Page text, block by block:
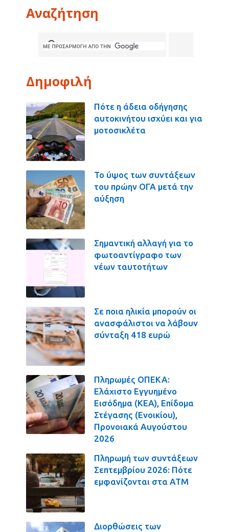
Αναζήτηση
Δημοφιλή
Πότε η άδεια οδήγησης
αυτοκινήτου ισχύει και για
μοτοσικλέτα
Το ύψος των συντάξεων
του πρώην ΟΓΑ μετά την
αύξηση
Σημαντική αλλαγή για το
φωτοαντίγραφο των
νέων ταυτοτήτων
Σε ποια ηλικία μπορούν οι
ανασφάλιστοι να λάβουν
σύνταξη 418 ευρώ
Πληρωμές ΟΠΕΚΑ:
Ελάχιστο Εγγυημένο
Εισόδημα (ΚΕΑ), Επίδομα
Στέγασης (Ενοικίου),
Προνοιακά Αυγούστου
2026
Πληρωμή των συντάξεων
Σεπτεμβρίου 2026: Πότε
εμφανίζονται στα ΑΤΜ
Διορθώσεις των